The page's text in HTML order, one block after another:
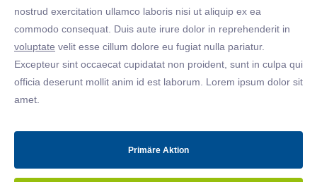
nostrud exercitation ullamco laboris nisi ut aliquip ex ea
commodo consequat. Duis aute irure dolor in reprehenderit in
voluptate velit esse cillum dolore eu fugiat nulla pariatur.
Excepteur sint occaecat cupidatat non proident, sunt in culpa qui
officia deserunt mollit anim id est laborum. Lorem ipsum dolor sit
amet.
Primäre Aktion